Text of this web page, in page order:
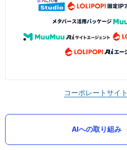
コーポレートサイト
AIへの取り組み